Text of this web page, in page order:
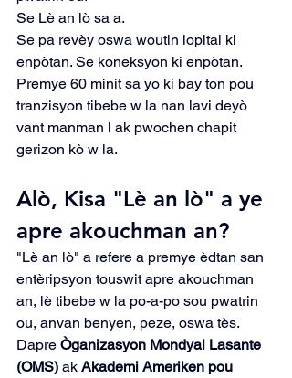
Se Lè an lò sa a.
Se pa revèy oswa woutin lopital ki
enpòtan. Se koneksyon ki enpòtan.
Premye 60 minit sa yo ki bay ton pou
tranzisyon tibebe w la nan lavi deyò
vant manman l ak pwochen chapit
gerizon kò w la.
Alò, Kisa "Lè an lò" a ye
apre akouchman an?
"Lè an lò" a refere a premye èdtan san
entèripsyon touswit apre akouchman
an, lè tibebe w la po-a-po sou pwatrin
ou, anvan benyen, peze, oswa tès.
Dapre Òganizasyon Mondyal Lasante
(OMS) ak Akademi Ameriken pou